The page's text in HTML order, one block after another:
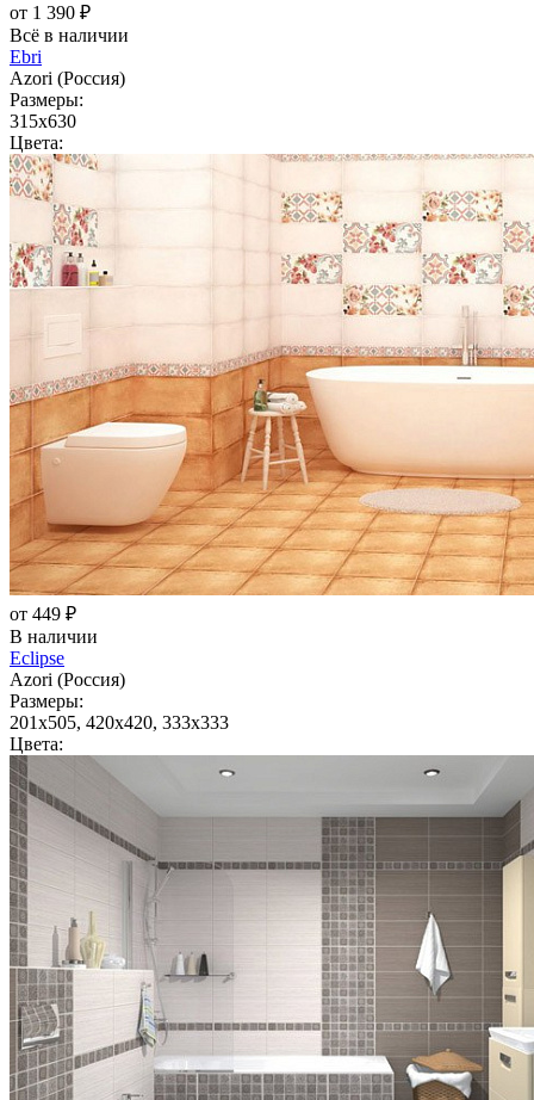
от 1 390 ₽
Всё в наличии
Ebri
Azori (Россия)
Размеры:
315x630
Цвета:
от 449 ₽
В наличии
Eclipse
Azori (Россия)
Размеры:
201x505, 420x420, 333x333
Цвета: